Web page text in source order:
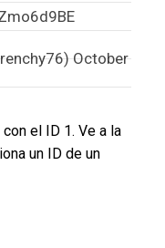
October
el ID 1. Ve a la
un ID de un